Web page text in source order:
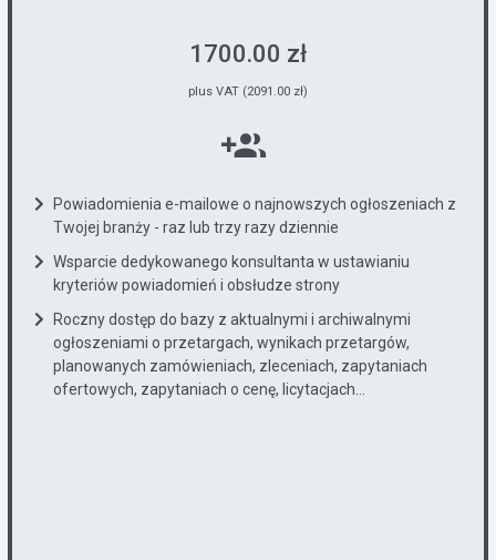
1700.00 zł
plus VAT (2091.00 zł)
Powiadomienia e-mailowe o najnowszych ogłoszeniach z
Twojej branży - raz lub trzy razy dziennie
Wsparcie dedykowanego konsultanta w ustawianiu
kryteriów powiadomień i obsłudze strony
Roczny dostęp do bazy z aktualnymi i archiwalnymi
ogłoszeniami o przetargach, wynikach przetargów,
planowanych zamówieniach, zleceniach, zapytaniach
ofertowych, zapytaniach o cenę, licytacjach...